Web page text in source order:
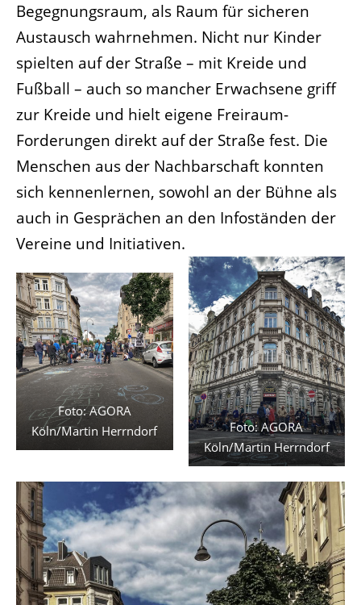
Begegnungsraum, als Raum für sicheren
Austausch wahrnehmen. Nicht nur Kinder
spielten auf der Straße – mit Kreide und
Fußball – auch so mancher Erwachsene griff
zur Kreide und hielt eigene Freiraum-
Forderungen direkt auf der Straße fest. Die
Menschen aus der Nachbarschaft konnten
sich kennenlernen, sowohl an der Bühne als
auch in Gesprächen an den Infoständen der
Vereine und Initiativen.
Foto: AGORA
Köln/Martin Herrndorf
Foto: AGORA
Köln/Martin Herrndorf